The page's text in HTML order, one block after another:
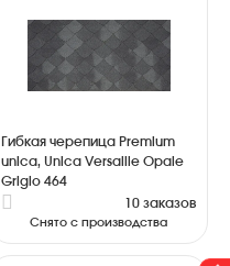
Гибкая черепица Premium
unica, Unica Versaille Opale
Grigio 464
10 заказов
Снято с производства